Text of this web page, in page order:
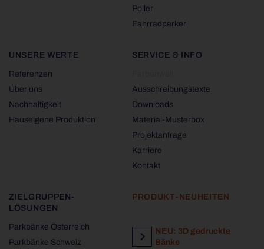
Poller
Fahrradparker
UNSERE WERTE
Referenzen
Über uns
Nachhaltigkeit
Hauseigene Produktion
SERVICE & INFO
Ausschreibungstexte
Downloads
Material-Musterbox
Projektanfrage
Karriere
Kontakt
ZIELGRUPPEN-
LÖSUNGEN
Parkbänke Österreich
Parkbänke Schweiz
PRODUKT-NEUHEITEN
NEU: 3D gedruckte
Bänke